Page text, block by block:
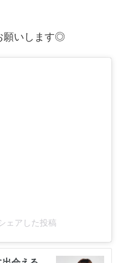
願いします◎
ェアした投稿